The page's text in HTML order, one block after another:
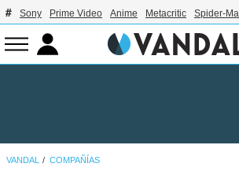
Sony Prime Video Anime Metacritic Spider-
VANDAL COMPAÑÍAS